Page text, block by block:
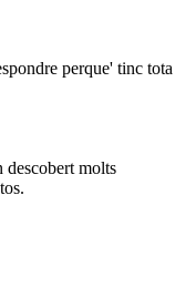
perque' tinc tota
descobert molts